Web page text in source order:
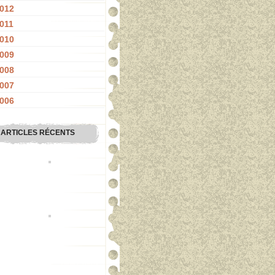
ARTICLES RÉCENTS